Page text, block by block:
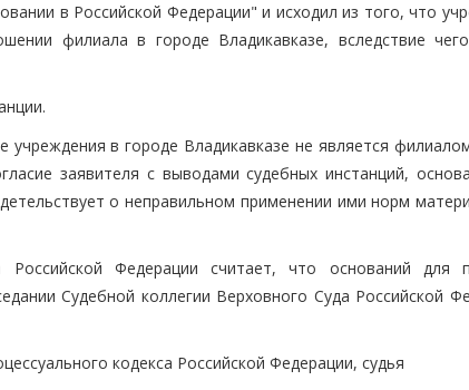
в Российской Федерации" и исходил из того, что
филиала в городе Владикавказе, вследствие
в городе Владикавказе не является
заявителя с выводами судебных инстанций,
о неправильном применении ими норм
Федерации считает, что оснований для
Судебной коллегии Верховного Суда Российской
кодекса Российской Федерации, судья